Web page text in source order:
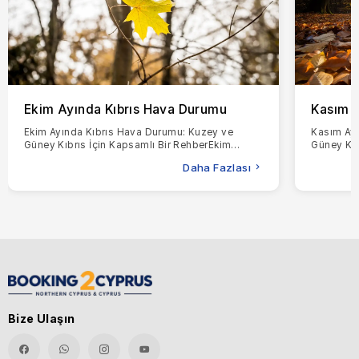
Ekim Ayında Kıbrıs Hava Durumu
Ekim Ayında Kıbrıs Hava Durumu: Kuzey ve
Güney Kıbrıs İçin Kapsamlı Bir RehberEkim
Daha Fazlası
Kasım
Kasım
Güney
Bize Ulaşın